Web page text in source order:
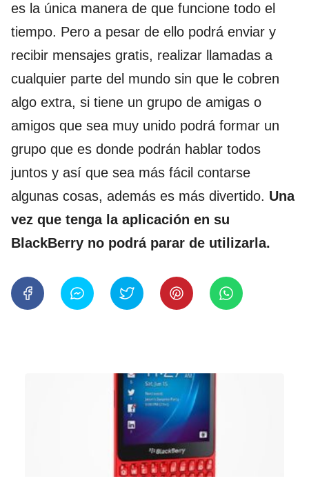
es la única manera de que funcione todo el
tiempo. Pero a pesar de ello podrá enviar y
recibir mensajes gratis, realizar llamadas a
cualquier parte del mundo sin que le cobren
algo extra, si tiene un grupo de amigas o
amigos que sea muy unido podrá formar un
grupo que es donde podrán hablar todos
juntos y así que sea más fácil contarse
algunas cosas, además es más divertido. Una
vez que tenga la aplicación en su
BlackBerry no podrá parar de utilizarla.